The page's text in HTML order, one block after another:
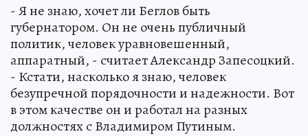
- Я не знаю, хочет ли Беглов быть
губернатором. Он не очень публичный
политик, человек уравновешенный,
аппаратный, - считает Александр Запесоцкий.
- Кстати, насколько я знаю, человек
безупречной порядочности и надежности. Вот
в этом качестве он и работал на разных
должностях с Владимиром Путиным.